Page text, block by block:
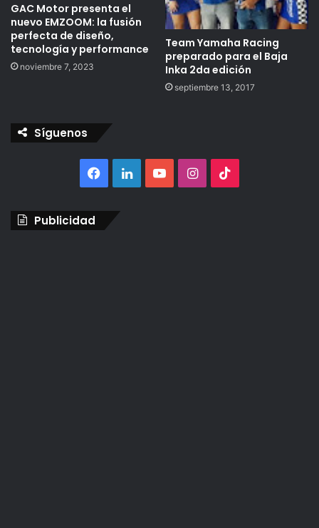
GAC Motor presenta el
nuevo EMZOOM: la fusión
perfecta de diseño,
tecnología y performance
noviembre 7, 2023
Team Yamaha Racing
preparado para el Baja
Inka 2da edición
septiembre 13, 2017
Síguenos
Facebook
LinkedInYouTubeInstagram
Publicidad